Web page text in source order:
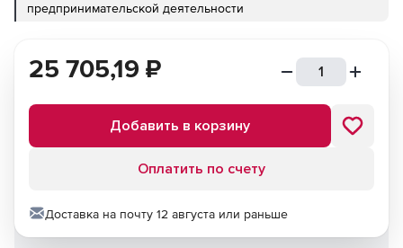
предпринимательской деятельности
25 705,19 ₽
Добавить в корзину
Оплатить по счету
Доставка на почту 12 августа или раньше